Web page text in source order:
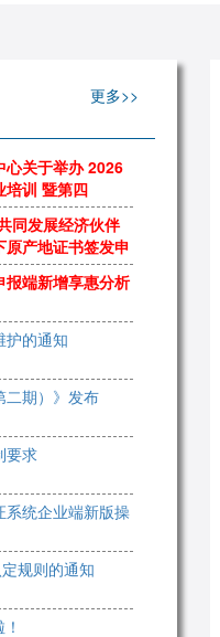
更多>>
心关于举办 2026
培训 暨第四
同发展经济伙伴
原产地证书签发申
报端新增享惠分析
护的通知
二期）》发布
要求
系统企业端新版操
规则的通知